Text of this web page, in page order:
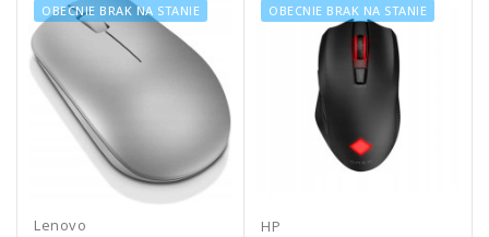
OBECNIE BRAK NA STANIE
Lenovo
OBECNIE BRAK NA STANIE
HP